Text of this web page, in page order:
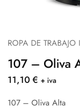
ROPA DE
107 – Oliva
11,10€ + iva
107 – Oliva Alta